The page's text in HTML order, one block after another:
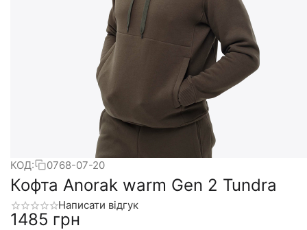
КОД: 0768-07-20
Кофта Anorak warm Gen 2 Tundra
Написати відгук
‍1485‍ грн